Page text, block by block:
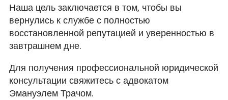
Наша цель заключается в том, чтобы вы
вернулись к службе с полностью
восстановленной репутацией и уверенностью в
завтрашнем дне.
Для получения профессиональной юридической
консультации свяжитесь с адвокатом
Эмануэлем Трачом.